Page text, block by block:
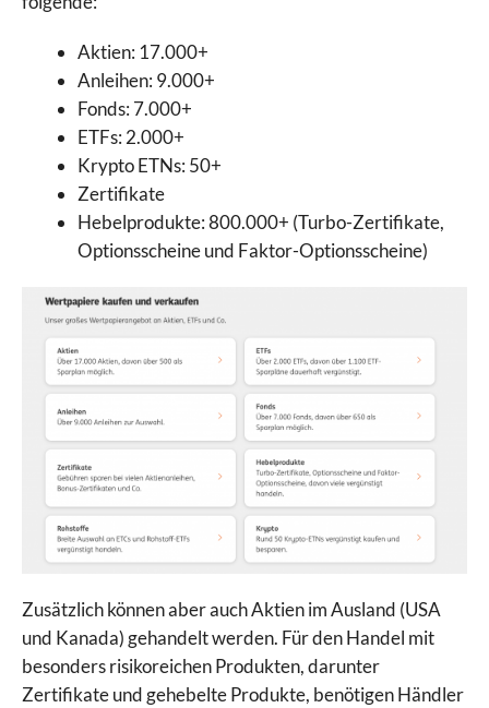
Aktien: 17.000+
Anleihen: 9.000+
Fonds: 7.000+
ETFs: 2.000+
Krypto ETNs: 50+
Zertifikate
Hebelprodukte: 800.000+ (Turbo-Zertifikate,
Optionsscheine und Faktor-Optionsscheine)
Zusätzlich können aber auch Aktien im Ausland (USA
und Kanada) gehandelt werden. Für den Handel mit
besonders risikoreichen Produkten, darunter
Zertifikate und gehebelte Produkte, benötigen Händler